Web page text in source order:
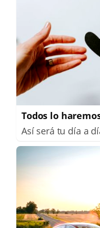
Todos lo
Así será tu día a